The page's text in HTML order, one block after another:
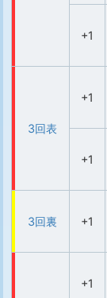
+1
3回表
+1
+1
3回裏 +1
+1